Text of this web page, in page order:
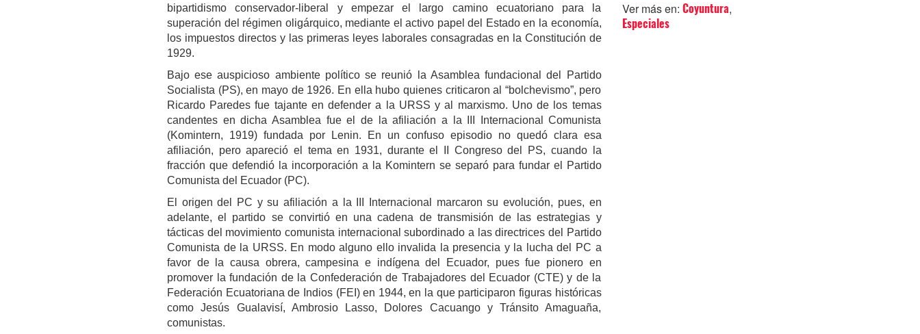
bipartidismo conservador-liberal y empezar el largo camino ecuatoriano para la
superación del régimen oligárquico, mediante el activo papel del Estado en la economía,
los impuestos directos y las primeras leyes laborales consagradas en la Constitución de
1929.
Bajo ese auspicioso ambiente político se reunió la Asamblea fundacional del Partido
Socialista (PS), en mayo de 1926. En ella hubo quienes criticaron al “bolchevismo”, pero
Ricardo Paredes fue tajante en defender a la URSS y al marxismo. Uno de los temas
candentes en dicha Asamblea fue el de la afiliación a la III Internacional Comunista
(Komintern, 1919) fundada por Lenin. En un confuso episodio no quedó clara esa
afiliación, pero apareció el tema en 1931, durante el II Congreso del PS, cuando la
fracción que defendió la incorporación a la Komintern se separó para fundar el Partido
Comunista del Ecuador (PC).
El origen del PC y su afiliación a la III Internacional marcaron su evolución, pues, en
adelante, el partido se convirtió en una cadena de transmisión de las estrategias y
tácticas del movimiento comunista internacional subordinado a las directrices del Partido
Comunista de la URSS. En modo alguno ello invalida la presencia y la lucha del PC a
favor de la causa obrera, campesina e indígena del Ecuador, pues fue pionero en
promover la fundación de la Confederación de Trabajadores del Ecuador (CTE) y de la
Federación Ecuatoriana de Indios (FEI) en 1944, en la que participaron figuras históricas
como Jesús Gualavisí, Ambrosio Lasso, Dolores Cacuango y Tránsito Amaguaña,
comunistas.
Ver más en: Coyuntura,
Especiales